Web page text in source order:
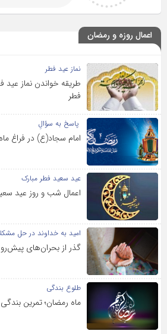
اعمال روزه و رمضان
نماز عید فطر
طریقه خواندن نماز عید
فطر
پاسخ به سؤالِ
امام سجاد(ع) در فراغ
عید سعید فطر مبارک
اعمال شب و روز عید
امید به خداوند در حل
گذر از بحران‌های پیش‌رو
طلوع بندگی
ماه رمضان؛ تمرین